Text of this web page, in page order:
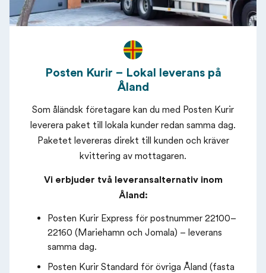
Posten Kurir – Lokal leverans på
Åland
Som åländsk företagare kan du med Posten Kurir
leverera paket till lokala kunder redan samma dag.
Paketet levereras direkt till kunden och kräver
kvittering av mottagaren.
Vi erbjuder två leveransalternativ inom
Åland:
Posten Kurir Express för postnummer 22100–
22160 (Mariehamn och Jomala) – leverans
samma dag.
Posten Kurir Standard för övriga Åland (fasta